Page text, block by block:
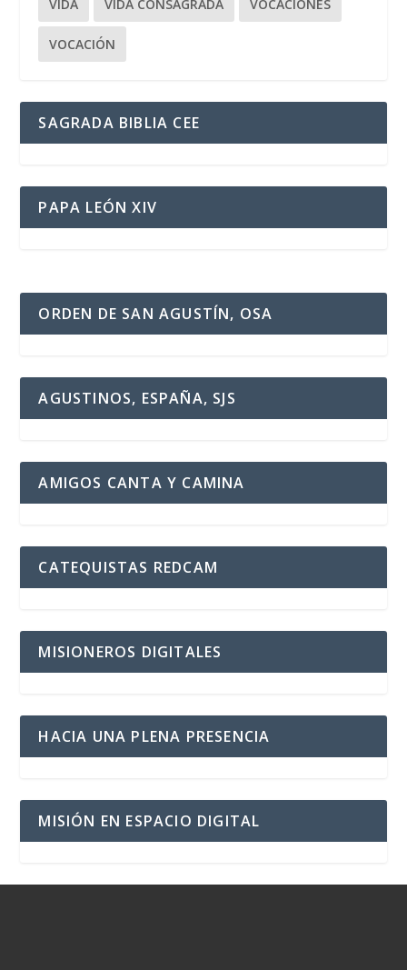
VIDA VIDA CONSAGRADA VOCACIONES
VOCACIÓN
SAGRADA BIBLIA CEE
PAPA LEÓN XIV
ORDEN DE SAN AGUSTÍN, OSA
AGUSTINOS, ESPAÑA, SJS
AMIGOS CANTA Y CAMINA
CATEQUISTAS REDCAM
MISIONEROS DIGITALES
HACIA UNA PLENA PRESENCIA
MISIÓN EN ESPACIO DIGITAL